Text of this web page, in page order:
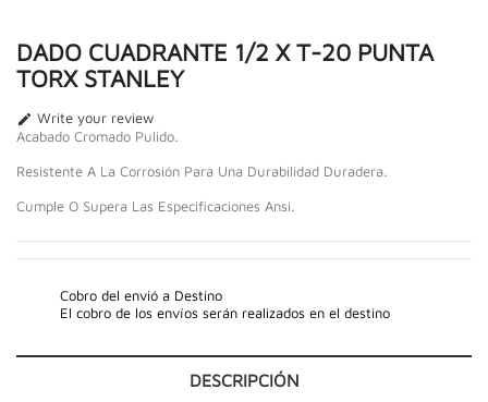
DADO CUADRANTE 1/2 X T-20 PUNTA
TORX STANLEY
 Write your review
Acabado Cromado Pulido.
Resistente A La Corrosión Para Una Durabilidad Duradera.
Cumple O Supera Las Especificaciones Ansi.
Cobro del envió a Destino
El cobro de los envíos serán realizados en el destino
DESCRIPCIÓN